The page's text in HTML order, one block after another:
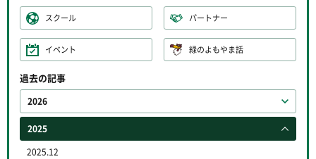
スクール パートナー
イベント 緑のよもやま話
過去の記事
2026
2025
2025.12